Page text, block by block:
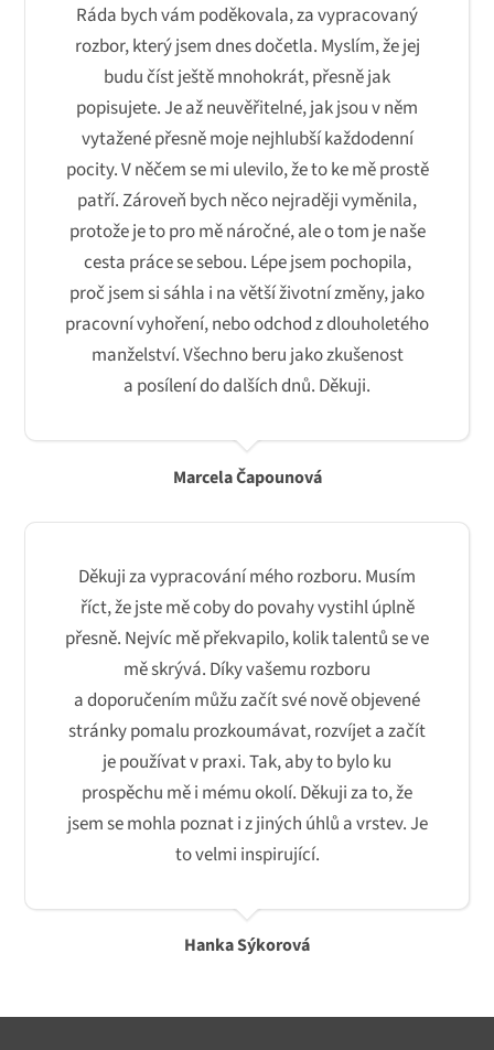
Ráda bych vám poděkovala, za vypracovaný
rozbor, který jsem dnes dočetla. Myslím, že jej
budu číst ještě mnohokrát, přesně jak
popisujete. Je až neuvěřitelné, jak jsou v něm
vytažené přesně moje nejhlubší každodenní
pocity. V něčem se mi ulevilo, že to ke mě prostě
patří. Zároveň bych něco nejraději vyměnila,
protože je to pro mě náročné, ale o tom je naše
cesta práce se sebou. Lépe jsem pochopila,
proč jsem si sáhla i na větší životní změny, jako
pracovní vyhoření, nebo odchod z dlouholetého
manželství. Všechno beru jako zkušenost
a posílení do dalších dnů. Děkuji.
Marcela Čapounová
Děkuji za vypracování mého rozboru. Musím
říct, že jste mě coby do povahy vystihl úplně
přesně. Nejvíc mě překvapilo, kolik talentů se ve
mě skrývá. Díky vašemu rozboru
a doporučením můžu začít své nově objevené
stránky pomalu prozkoumávat, rozvíjet a začít
je používat v praxi. Tak, aby to bylo ku
prospěchu mě i mému okolí. Děkuji za to, že
jsem se mohla poznat i z jiných úhlů a vrstev. Je
to velmi inspirující.
Hanka Sýkorová